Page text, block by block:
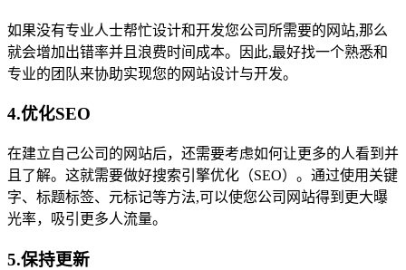
如果没有专业人士帮忙设计和开发您公司所需要的网站,那么
就会增加出错率并且浪费时间成本。因此,最好找一个熟悉和
专业的团队来协助实现您的网站设计与开发。
4.优化SEO
在建立自己公司的网站后，还需要考虑如何让更多的人看到并
且了解。这就需要做好搜索引擎优化（SEO）。通过使用关键
字、标题标签、元标记等方法,可以使您公司网站得到更大曝
光率，吸引更多人流量。
5.保持更新